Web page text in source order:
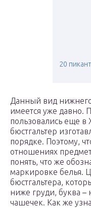
20
Данный вид
имеется уже давно.
пользовались еще
бюстгальтер
порядке. Поэтому,
отношениях
понять, что же
маркировке белья.
бюстгальтера,
ниже груди, буква –
чашечек. Как же